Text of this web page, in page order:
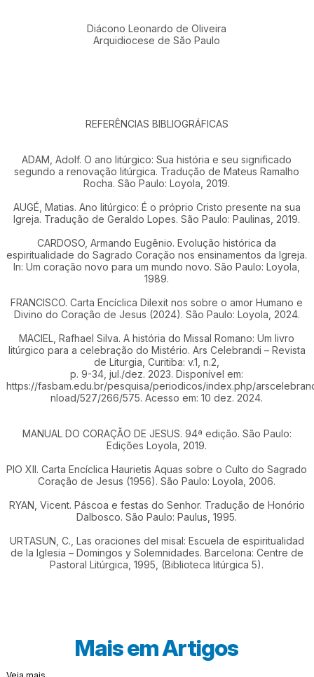
Diácono Leonardo de Oliveira
Arquidiocese de São Paulo
REFERÊNCIAS BIBLIOGRÁFICAS
ADAM, Adolf. O ano litúrgico: Sua história e seu significado
segundo a renovação litúrgica. Tradução de Mateus Ramalho
Rocha. São Paulo: Loyola, 2019.
AUGÉ, Matias. Ano litúrgico: É o próprio Cristo presente na sua
Igreja. Tradução de Geraldo Lopes. São Paulo: Paulinas, 2019.
CARDOSO, Armando Eugênio. Evolução histórica da
espiritualidade do Sagrado Coração nos ensinamentos da Igreja.
In: Um coração novo para um mundo novo. São Paulo: Loyola,
1989.
FRANCISCO. Carta Encíclica Dilexit nos sobre o amor Humano e
Divino do Coração de Jesus (2024). São Paulo: Loyola, 2024.
MACIEL, Rafhael Silva. A história do Missal Romano: Um livro
litúrgico para a celebração do Mistério. Ars Celebrandi – Revista
de Liturgia, Curitiba: v.1, n.2,
p. 9-34, jul./dez. 2023. Disponível em:
https://fasbam.edu.br/pesquisa/periodicos/index.php/
nload/527/266/575. Acesso em: 10 dez. 2024.
MANUAL DO CORAÇÃO DE JESUS. 94ª edição. São Paulo:
Edições Loyola, 2019.
PIO XII. Carta Encíclica Haurietis Aquas sobre o Culto do Sagrado
Coração de Jesus (1956). São Paulo: Loyola, 2006.
RYAN, Vicent. Páscoa e festas do Senhor. Tradução de Honório
Dalbosco. São Paulo: Paulus, 1995.
URTASUN, C., Las oraciones del misal: Escuela de espiritualidad
de la Iglesia – Domingos y Solemnidades. Barcelona: Centre de
Pastoral Litúrgica, 1995, (Biblioteca litúrgica 5).
Mais emArtigos